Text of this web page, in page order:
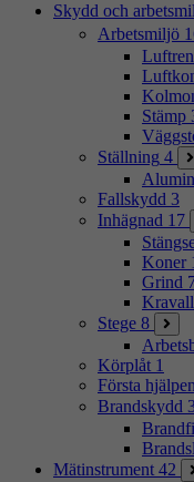
Skydd och
Arbetsmiljö
Stämp
Ställning 4
Fallskydd 3
Inhägnad 17
Koner
Grind
Stege 8
Körplåt 1
Första hjälpen
Brandskydd
Mätinstrument 42